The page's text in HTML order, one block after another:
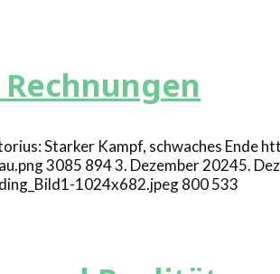
3085 8943. Dezember 20245.
1024x682.jpeg800533